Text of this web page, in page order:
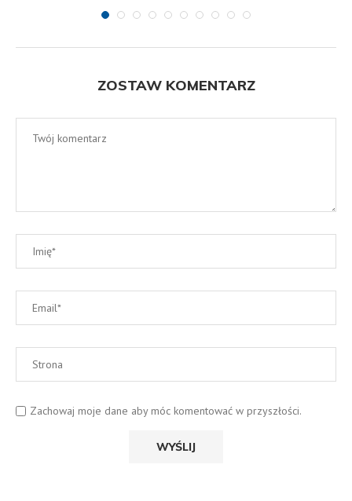
ZOSTAW KOMENTARZ
Zachowaj moje dane aby móc komentować w przyszłości.